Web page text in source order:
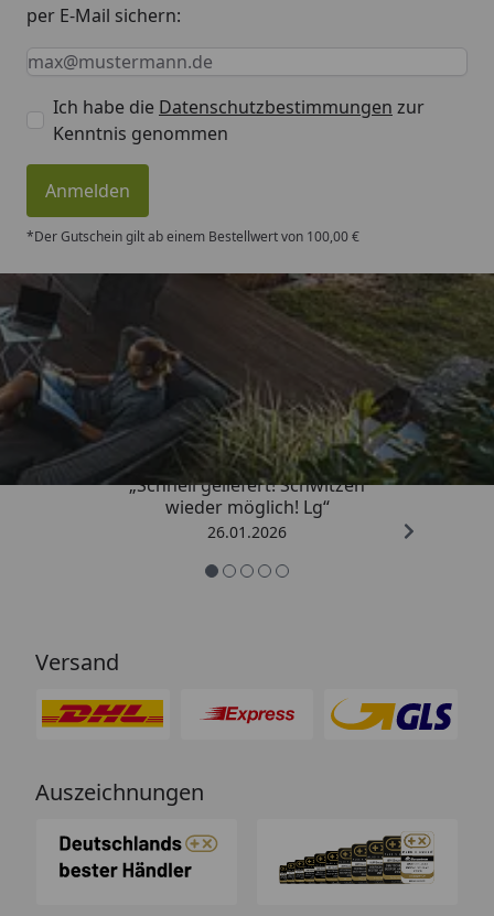
Weka digitale Systemsteuerung BioS -
Montageanleitung 1
Montageanleitung 2
Montageanleitung 3
per E-Mail sichern:
Keine Eingabe erforderlich
Eingabe erforderlich
E-Mail *
Ich habe die Datenschutzbestimmungen zur
Kenntnis genommen
Anmelden
*Der Gutschein gilt ab einem Bestellwert von 100,00 €
Trusted Shops
„Schnell geliefert! Schwitzen
wieder möglich! Lg“
26.01.2026
Versand
Auszeichnungen